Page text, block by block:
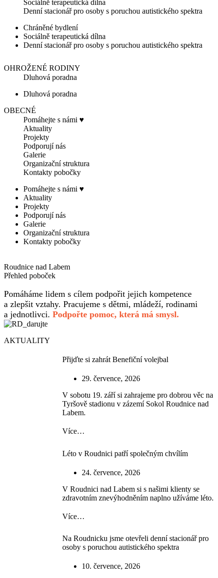
Sociálně terapeutická dílna
Denní stacionář pro osoby s poruchou autistického spektra
Chráněné bydlení
Sociálně terapeutická dílna
Denní stacionář pro osoby s poruchou autistického spektra
OHROŽENÉ RODINY
Dluhová poradna
Dluhová poradna
OBECNÉ
Pomáhejte s námi ♥
Aktuality
Projekty
Podporují nás
Galerie
Organizační struktura
Kontakty pobočky
Pomáhejte s námi ♥
Aktuality
Projekty
Podporují nás
Galerie
Organizační struktura
Kontakty pobočky
Roudnice nad Labem
Přehled poboček
Pomáháme lidem s cílem podpořit jejich kompetence
a zlepšit vztahy. Pracujeme s dětmi, mládeží, rodinami
a jednotlivci. Podpořte pomoc, která má smysl.
AKTUALITY
Přijďte si zahrát Benefiční volejbal
29. července, 2026
V sobotu 19. září si zahrajeme pro dobrou věc na
Tyršově stadionu v zázemí Sokol Roudnice nad
Labem.
Více…
Léto v Roudnici patří společným chvílím
24. července, 2026
V Roudnici nad Labem si s našimi klienty se
zdravotním znevýhodněním naplno užíváme léto.
Více…
Na Roudnicku jsme otevřeli denní stacionář pro
osoby s poruchou autistického spektra
10. července, 2026